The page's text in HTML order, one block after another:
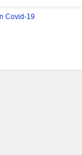
Covid-19